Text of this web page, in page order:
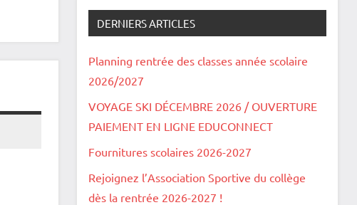
DERNIERS ARTICLES
Planning rentrée des classes année scolaire
2026/2027
VOYAGE SKI DÉCEMBRE 2026 / OUVERTURE
PAIEMENT EN LIGNE EDUCONNECT
Fournitures scolaires 2026-2027
Rejoignez l’Association Sportive du collège
dès la rentrée 2026-2027 !